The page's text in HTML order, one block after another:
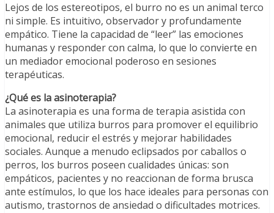
Lejos de los estereotipos, el burro no es un animal terco
ni simple. Es intuitivo, observador y profundamente
empático. Tiene la capacidad de “leer” las emociones
humanas y responder con calma, lo que lo convierte en
un mediador emocional poderoso en sesiones
terapéuticas.
¿Qué es la asinoterapia?
La asinoterapia es una forma de terapia asistida con
animales que utiliza burros para promover el equilibrio
emocional, reducir el estrés y mejorar habilidades
sociales. Aunque a menudo eclipsados por caballos o
perros, los burros poseen cualidades únicas: son
empáticos, pacientes y no reaccionan de forma brusca
ante estímulos, lo que los hace ideales para personas con
autismo, trastornos de ansiedad o dificultades motrices.